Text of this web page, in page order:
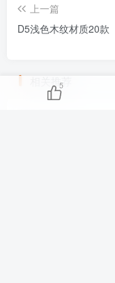
上一篇
D5浅色木纹材质20款
相关推荐
5